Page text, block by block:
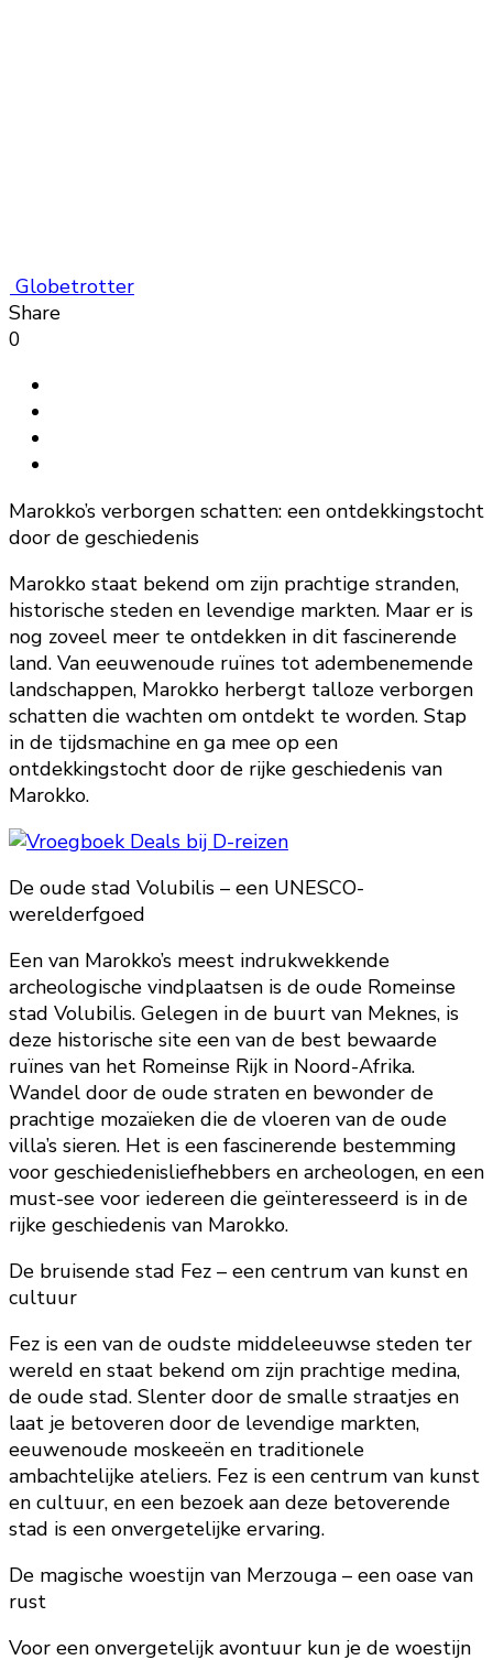
Globetrotter
Share
0
Marokko’s verborgen schatten: een ontdekkingstocht
door de geschiedenis
Marokko staat bekend om zijn prachtige stranden,
historische steden en levendige markten. Maar er is
nog zoveel meer te ontdekken in dit fascinerende
land. Van eeuwenoude ruïnes tot adembenemende
landschappen, Marokko herbergt talloze verborgen
schatten die wachten om ontdekt te worden. Stap
in de tijdsmachine en ga mee op een
ontdekkingstocht door de rijke geschiedenis van
Marokko.
De oude stad Volubilis – een UNESCO-
werelderfgoed
Een van Marokko’s meest indrukwekkende
archeologische vindplaatsen is de oude Romeinse
stad Volubilis. Gelegen in de buurt van Meknes, is
deze historische site een van de best bewaarde
ruïnes van het Romeinse Rijk in Noord-Afrika.
Wandel door de oude straten en bewonder de
prachtige mozaïeken die de vloeren van de oude
villa’s sieren. Het is een fascinerende bestemming
voor geschiedenisliefhebbers en archeologen, en een
must-see voor iedereen die geïnteresseerd is in de
rijke geschiedenis van Marokko.
De bruisende stad Fez – een centrum van kunst en
cultuur
Fez is een van de oudste middeleeuwse steden ter
wereld en staat bekend om zijn prachtige medina,
de oude stad. Slenter door de smalle straatjes en
laat je betoveren door de levendige markten,
eeuwenoude moskeeën en traditionele
ambachtelijke ateliers. Fez is een centrum van kunst
en cultuur, en een bezoek aan deze betoverende
stad is een onvergetelijke ervaring.
De magische woestijn van Merzouga – een oase van
rust
Voor een onvergetelijk avontuur kun je de woestijn